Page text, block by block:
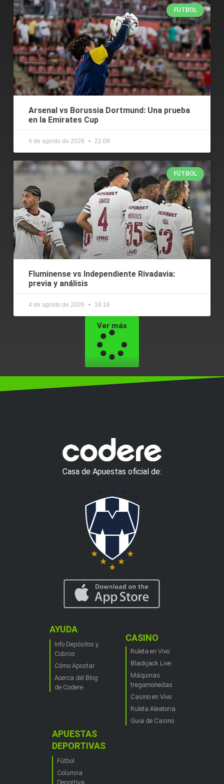
FÚTBOL
Arsenal vs Borussia Dortmund: Una prueba
en la Emirates Cup
4 de agosto de 2026 22:08
FÚTBOL
Fluminense vs Independiente Rivadavia:
previa y análisis
4 de agosto de 2026 16:16
Ver más
Casa de Apuestas oficial de:
AYUDA
Info Depósitos y
Cobros
Cómo Apostar
Acerca del Blog
de Codere
CASINO
Ruleta en Vivo
Blackjack Live
Máquinas
tregamonedas
Casino en Vivo
Ruleta Aleatoria
Guia de Casino
APUESTAS
DEPORTIVAS
Fútbol
Columna
Deportiva